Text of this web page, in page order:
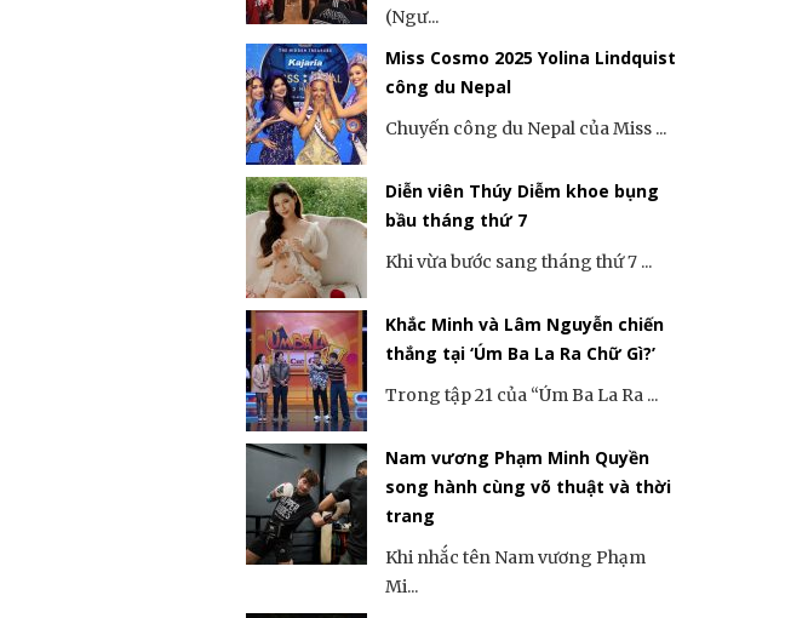
(Ngư...
Miss Cosmo 2025 Yolina Lindquist
công du Nepal
Chuyến công du Nepal của Miss ...
Diễn viên Thúy Diễm khoe bụng
bầu tháng thứ 7
Khi vừa bước sang tháng thứ 7 ...
Khắc Minh và Lâm Nguyễn chiến
thắng tại ‘Úm Ba La Ra Chữ Gì?’
Trong tập 21 của “Úm Ba La Ra ...
Nam vương Phạm Minh Quyền
song hành cùng võ thuật và thời
trang
Khi nhắc tên Nam vương Phạm
Mi...